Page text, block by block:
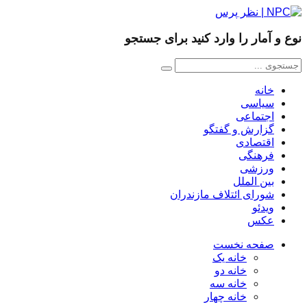
نوع و آمار را وارد کنید برای جستجو
خانه
سیاسی
اجتماعی
گزارش و گفتگو
اقتصادی
فرهنگی
ورزشی
بین الملل
شورای ائتلاف مازندران
ویدئو
عکس
صفحه نخست
خانه یک
خانه دو
خانه سه
خانه چهار